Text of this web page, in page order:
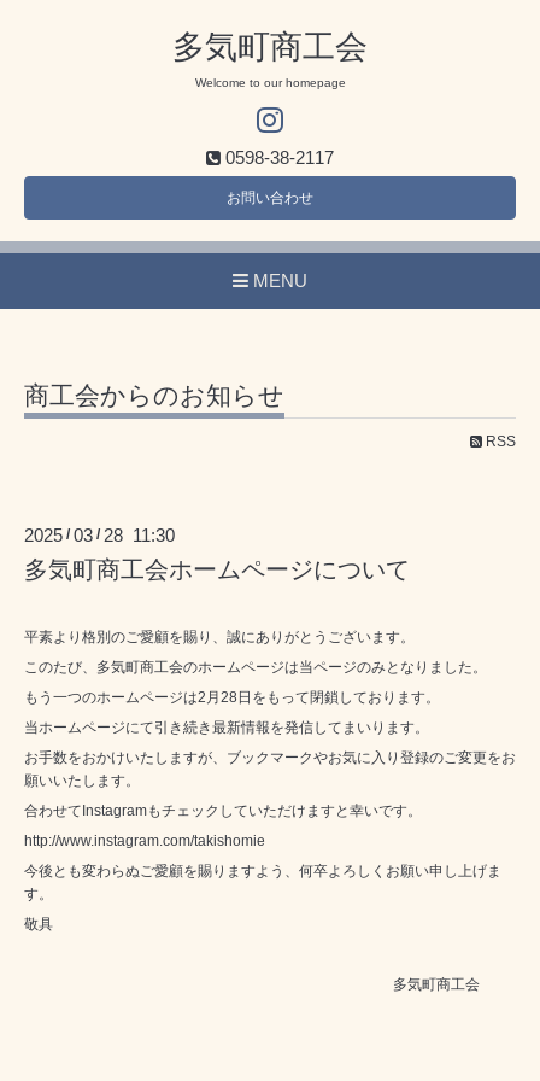
多気町商工会
Welcome to our homepage
0598-38-2117
お問い合わせ
MENU
商工会からのお知らせ
RSS
2025 /03 / 28 11:30
多気町商工会ホームページについて
平素より格別のご愛顧を賜り、誠にありがとうございます。
このたび、多気町商工会のホームページは当ページのみとなりました。
もう一つのホームページは2月28日をもって閉鎖しております。
当ホームページにて引き続き最新情報を発信してまいります。
お手数をおかけいたしますが、ブックマークやお気に入り登録のご変更をお
願いいたします。
合わせてInstagramもチェックしていただけますと幸いです。
http://www.instagram.com/takishomie
今後とも変わらぬご愛顧を賜りますよう、何卒よろしくお願い申し上げま
す。
敬具
多気町商工会